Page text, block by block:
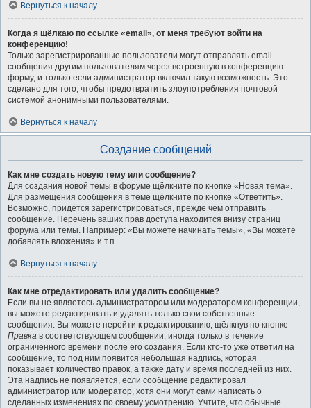
Вернуться к началу
Когда я щёлкаю по ссылке «email», от меня требуют войти на
конференцию!
Только зарегистрированные пользователи могут отправлять email-
сообщения другим пользователям через встроенную в конференцию
форму, и только если администратор включил такую возможность. Это
сделано для того, чтобы предотвратить злоупотребления почтовой
системой анонимными пользователями.
Вернуться к началу
Создание сообщений
Как мне создать новую тему или сообщение?
Для создания новой темы в форуме щёлкните по кнопке «Новая тема».
Для размещения сообщения в теме щёлкните по кнопке «Ответить».
Возможно, придётся зарегистрироваться, прежде чем отправить
сообщение. Перечень ваших прав доступа находится внизу страниц
форума или темы. Например: «Вы можете начинать темы», «Вы можете
добавлять вложения» и т.п.
Вернуться к началу
Как мне отредактировать или удалить сообщение?
Если вы не являетесь администратором или модератором конференции,
вы можете редактировать и удалять только свои собственные
сообщения. Вы можете перейти к редактированию, щёлкнув по кнопке
Правка в соответствующем сообщении, иногда только в течение
ограниченного времени после его создания. Если кто-то уже ответил на
сообщение, то под ним появится небольшая надпись, которая
показывает количество правок, а также дату и время последней из них.
Эта надпись не появляется, если сообщение редактировал
администратор или модератор, хотя они могут сами написать о
сделанных изменениях по своему усмотрению. Учтите, что обычные